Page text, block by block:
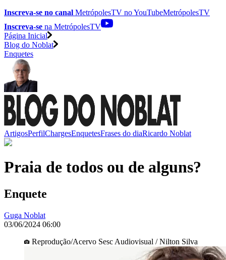
Inscreva-se no canal MetrópolesTV noYouTubeMetrópolesTV
Inscreva-se na MetrópolesTV
Página Inicial
Blog do Noblat
Enquetes
ArtigosPerfilChargesEnquetesFrases do diaRicardo Noblat
Praia de todos ou de alguns?
Enquete
Guga Noblat
03/06/2024 06:00
Reprodução/Acervo Sesc Audiovisual / Nilton Silva